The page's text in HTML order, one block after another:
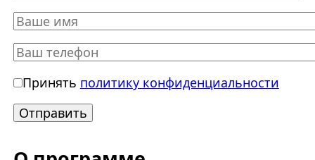
Принять политику конфиденциальности